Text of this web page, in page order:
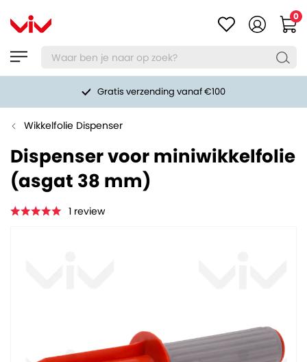
0
Gratis verzending vanaf €100
Wikkelfolie Dispenser
Dispenser voor miniwikkelfolie
(asgat 38 mm)
1 review